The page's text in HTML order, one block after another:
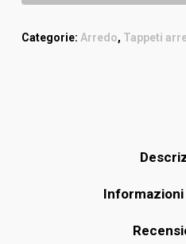
Categorie: Arredo, Tappeti